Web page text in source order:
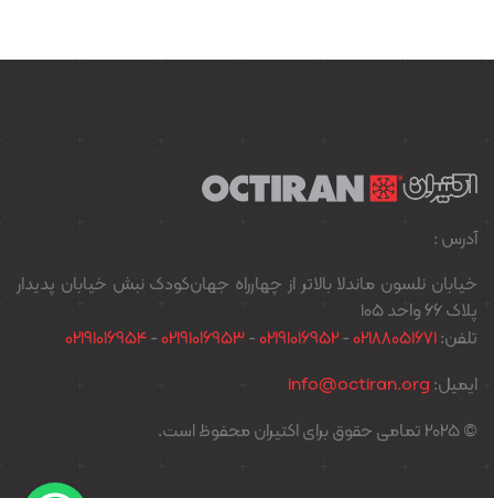
آدرس :
خیابان نلسون ماندلا بالاتر از چهارراه جهان‌کودک نبش خیابان پدیدار
پلاک ۶۶ واحد ۱۰۵
تلفن:02188051671
-
02191016952
-
02191016953
-
02191016954
ایمیل: info@octiran.org
© 2025 تمامی حقوق برای اکتیران محفوظ است.